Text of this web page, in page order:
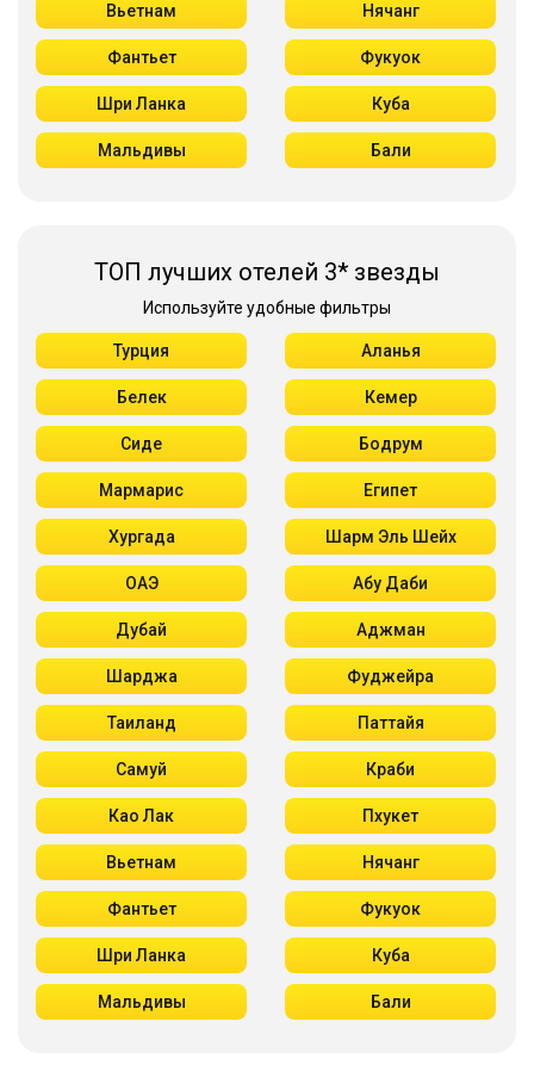
Вьетнам Нячанг
Фантьет Фукуок
Шри Ланка Куба
Мальдивы Бали
ТОП лучших отелей 3* звезды
Используйте удобные фильтры
Турция Аланья
Белек Кемер
Сиде Бодрум
Мармарис Египет
Хургада Шарм Эль Шейх
ОАЭ Абу Даби
Дубай Аджман
Шарджа Фуджейра
Таиланд Паттайя
Самуй Краби
Као Лак Пхукет
Вьетнам Нячанг
Фантьет Фукуок
Шри Ланка Куба
Мальдивы Бали